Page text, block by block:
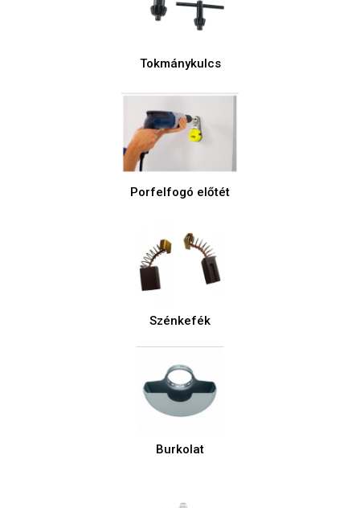
Tokmánykulcs
Porfelfogó előtét
Szénkefék
Burkolat